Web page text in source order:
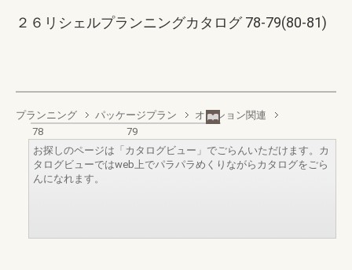
２６リシェルプランニングカタログ 78-79(80-81)
プランニング パッケージプラン
オプション関連
78
79
お探しのページは「カタログビュー」でごらんいただけます。カ
タログビューではweb上でパラパラめくりながらカタログをごら
んになれます。